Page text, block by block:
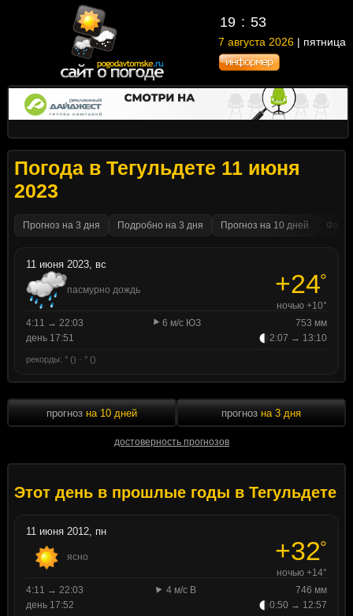
19 53
7 августа 2026 | пятница
Погода в Тегульдете 11 июня
2023
Прогноз на 3 дня Подробно на 3 дня Прогноз на 10 дней
11 июня 2023, вс
пасмурно дождь +24°
ночью +10°
4:11 → 22:03
6 м/с ЮЗ
753 мм
день 17:51
2:07 → 13:10
рекорды: ° () · ° ()
прогноз на 10 дней
достоверность прогнозов
прогноз на 3 дня
Этот день в прошлые годы в Тегульдете
11 июня 2012, пн
ясно +32°
ночью +14°
4:11 → 22:03
4 м/с В
746 мм
день 17:52
0:50 → 12:57